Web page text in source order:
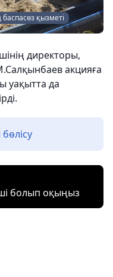
қызметі
директоры,
акцияға
уақытта да
болып оқыңыз